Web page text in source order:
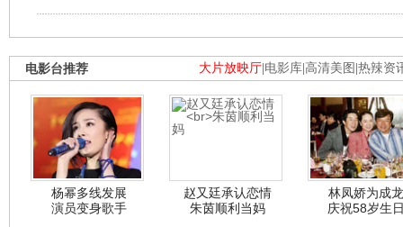
大片放映厅 电影库 高清美图 热辣资
电影台推荐
杨幂多线发展
演员变身歌手
赵又廷承认恋情
朱茵顺利当妈
林凤娇为成龙
庆祝58岁生